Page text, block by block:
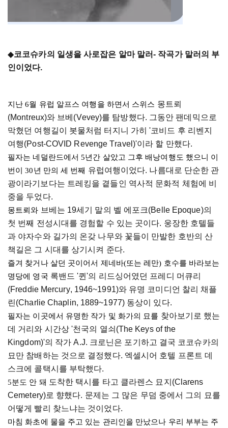
◆코코슈카의 일생을 사로잡은 알마 말러- 작곡가 말러의 부
인이었다.
지난 6월 유럽 알프스 여행을 하면서 스위스 몽트뢰
(Montreux)와 브베 (Vevey)를 탐방했다. 그동안 팬데믹으로
막혔던 여행길이 봇물처럼 터지니 가히 '코비드 후 리벤지
여행(Post-COVID Revenge Travel )'이라 할 만했다.
필자는 네덜란드에서 5년간 살았고 그후 배낭여행도 했으니 이
번이 30년 만의 세 번째 유럽여행이었다. 나름대로 단순한 관
광이라기보다는 트레킹을 곁들인 역사적 문화적 체험에 비
중을 두었다.
몽트뢰와 브베는 19세기 말의 벨 에포크(Belle Epoque)의
첫 번째 전성시대를 경험할 수 있는 곳이다. 웅장한 호텔들
과 야자수와 길가의 온갖 나무와 꽃들이 만발한 호반의 산
책길은 그 시대를 상기시켜 준다.
즐겨 찾거나 살던 곳이어서 제네바(또는 레만) 호수를 바라보는
명당에 영국 록밴드 '퀸'의 리드싱어였던 프레디 머큐리
(Freddie Mercury, 1946~1991)와 유명 코미디언 찰리 채플
린(Charlie Chaplin, 1889~1977) 동상이 있다.
필자는 이곳에서 유명한 작가 및 화가의 묘를 찾아보기로 했는
데 거리와 시간상 '천국의 열쇠(The Keys
Kingdom)'의 작가 A.J. 크로닌은 포기하고 결국 코코슈카의
묘만 참배하는 것으로 결정했다. 엑셀시어 호텔 프론트 데
스크에 콜택시를 부탁했다.
5분도 안 돼 도착한 택시 를 타고 클라렌스 묘지 (Clarens
Cemetery)로 향했다. 문제는 그 많은 무덤 중에서 그의 묘를
어떻게 빨리 찾느냐는 것이었다.
마침 화초에 물을 주고 있는 관리인을 만났으나 우리 부부는 주